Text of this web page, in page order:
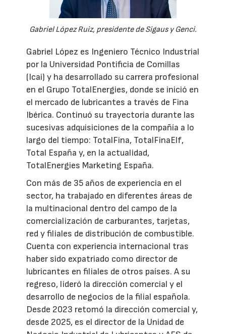
Gabriel López Ruiz, presidente de Sigaus y Genci.
Gabriel López es Ingeniero Técnico Industrial
por la Universidad Pontificia de Comillas
(Icai) y ha desarrollado su carrera profesional
en el Grupo TotalEnergies, donde se inició en
el mercado de lubricantes a través de Fina
Ibérica. Continuó su trayectoria durante las
sucesivas adquisiciones de la compañía a lo
largo del tiempo: TotalFina, TotalFinaElf,
Total España y, en la actualidad,
TotalEnergies Marketing España.
Con más de 35 años de experiencia en el
sector, ha trabajado en diferentes áreas de
la multinacional dentro del campo de la
comercialización de carburantes, tarjetas,
red y filiales de distribución de combustible.
Cuenta con experiencia internacional tras
haber sido expatriado como director de
lubricantes en filiales de otros países. A su
regreso, lideró la dirección comercial y el
desarrollo de negocios de la filial española.
Desde 2023 retomó la dirección comercial y,
desde 2025, es el director de la Unidad de